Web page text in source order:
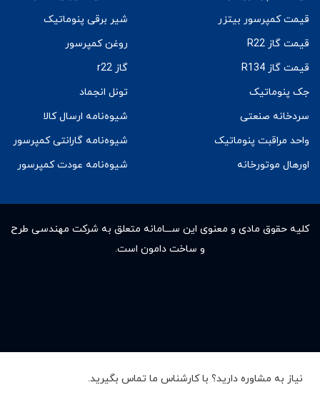
قیمت کمپرسور بیتزر
قیمت گاز R22
قیمت گاز R134
جک پنوماتیک
سردخانه صنعتی
واحد مراقبت پنوماتیک
اورهال موتورخانه
شیر برقی پنوماتیک
روغن کمپرسور
گاز r22
تونل انجماد
شیوه‌نامه ارسال کالا
شیوه‌نامه گارانتی کمپرسور
شیوه‌نامه عودت کمپرسور
کلیه حقوق مادى و معنوى این ســـامانه متعلق به شرکت مهندسی طرح
و ساخت دامون است.
نیاز به مشاوره دارید؟ با کارشناس ما تماس بگیرید.